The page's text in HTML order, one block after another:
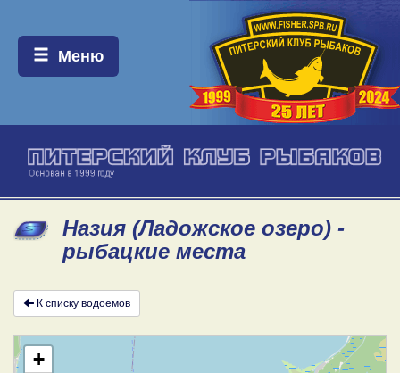
Меню:
Меню
Назия (Ладожское озеро) -
рыбацкие места
К списку водоемов
+